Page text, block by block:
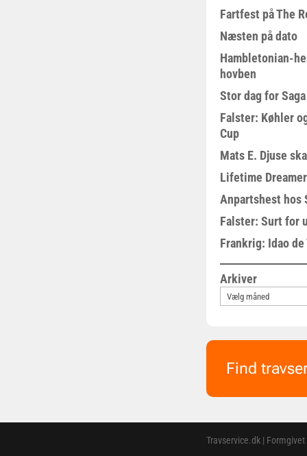
Fartfest på The
Næsten på dato
Hambletonian-
hovben
Stor dag for
Falster: Køhler
Cup
Mats E. Djuse
Lifetime
Anpartshest hos
Falster: Surt for
Frankrig: Idao
Arkiver
Find
Travservice.dk |